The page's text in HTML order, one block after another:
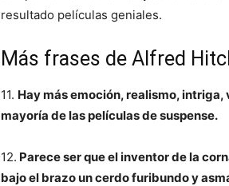
resultado películas geniales.
Más frases de Alfred
11. Hay más emoción, realismo, intriga,
mayoría de las películas de suspense.
12. Parece ser que el inventor de la
bajo el brazo un cerdo furibundo y